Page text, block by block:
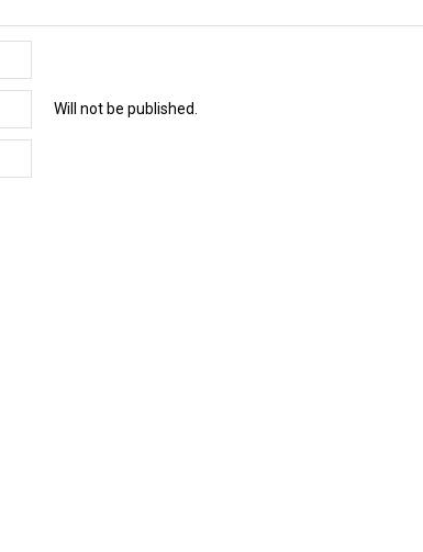
Will not be published.